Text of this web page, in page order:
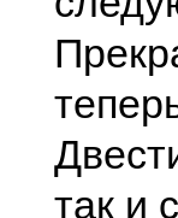
так и